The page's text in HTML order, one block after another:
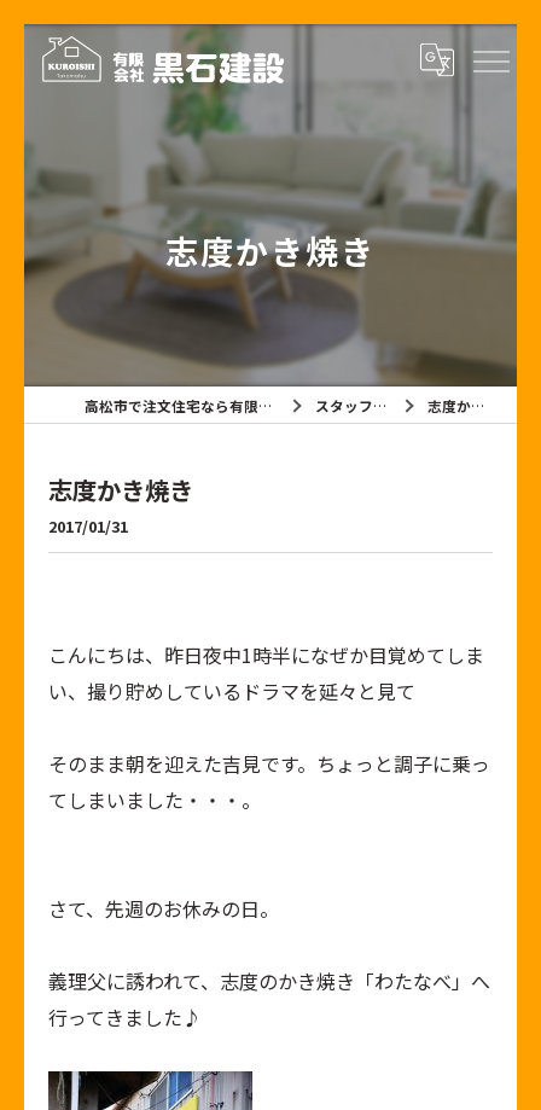
志度かき焼き
高松市で注文住宅なら有限会社黒石建設 スタッフブログ 志度かき焼き
志度かき焼き
2017/01/31
こんにちは、昨日夜中1時半になぜか目覚めてしま
い、撮り貯めしているドラマを延々と見て
そのまま朝を迎えた吉見です。ちょっと調子に乗っ
てしまいました・・・。
さて、先週のお休みの日。
義理父に誘われて、志度のかき焼き「わたなべ」へ
行ってきました♪